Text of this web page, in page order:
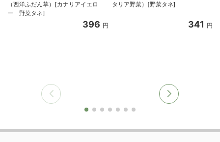
（西洋ふだん草）[カナリアイエロ
ー 野菜タネ]
396 円
タリア野菜）[野菜タネ]
341 円